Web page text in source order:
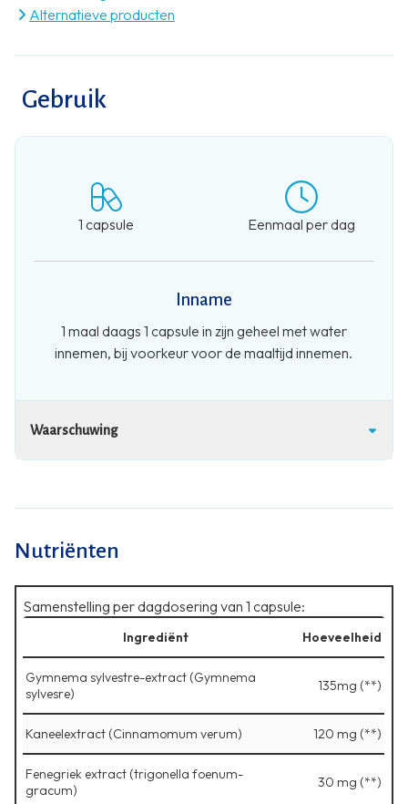
Alternatieve producten
Gebruik
1 capsule Eenmaal per dag
Inname
1 maal daags 1 capsule in zijn geheel met water
innemen, bij voorkeur voor de maaltijd innemen.
Waarschuwing
Nutriënten
Samenstelling per dagdosering van 1 capsule:
Ingrediënt Hoeveelheid
Gymnema sylvestre-extract (Gymnema
sylvesre)
135mg (**)
Kaneelextract (Cinnamomum verum) 120 mg (**)
Fenegriek extract (trigonella foenum-
gracum)
30 mg (**)